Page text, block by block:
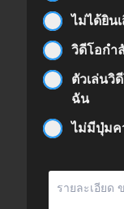
ไม่ได้ยิน
วิดีโอกำ
ตัวเล่นวิ
ฉัน
ไม่มีปุ่มค